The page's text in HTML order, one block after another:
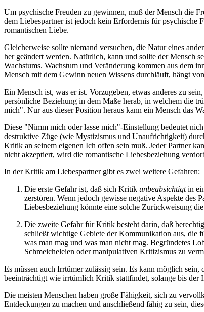
Um psychische Freuden zu gewinnen, muß der Mensch die
dem Liebespartner ist jedoch kein Erfordernis für psychische
romantischen Liebe.
Gleicherweise sollte niemand versuchen, die Natur eines
her geändert werden. Natürlich, kann und sollte der Mensch
Wachstums. Wachstum und Veränderung kommen aus dem
Mensch mit dem Gewinn neuen Wissens durchläuft, hängt
Ein Mensch ist, was er ist. Vorzugeben, etwas anderes zu
persönliche Beziehung in dem Maße herab, in welchem die
mich". Nur aus dieser Position heraus kann ein Mensch das
Diese "Nimm mich oder lasse mich"-Einstellung bedeutet
destruktive Züge (wie Mystizismus und Unaufrichtigkeit)
Kritik an seinem eigenen Ich offen sein muß. Jeder Partner
nicht akzeptiert, wird die romantische Liebesbeziehung
In der Kritik am Liebespartner gibt es zwei weitere Gefahren:
Die erste Gefahr ist, daß sich Kritik unbeabsichtigtin
zerstören. Wenn jedoch gewisse negative Aspekte des
Liebesbeziehung könnte eine solche Zurückweisung
Die zweite Gefahr für Kritik besteht darin, daß
schließt wichtige Gebiete der Kommunikation aus, die
was man mag und was man nicht mag. Begründetes
Schmeicheleien oder manipulativen Kritizismus zu
Es müssen auch Irrtümer zulässig sein. Es kann möglich
beeinträchtigt wie irrtümlich Kritik stattfindet, solange bis der
Die meisten Menschen haben große Fähigkeit, sich zu
Entdeckungen zu machen und anschließend fähig zu sein,